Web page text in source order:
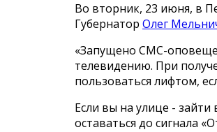
Во вторник, 23 июня, в
Губернатор Олег
«Запущено СМС-
телевидению. При
пользоваться лифтом,
Если вы на улице -
оставаться до сигнала